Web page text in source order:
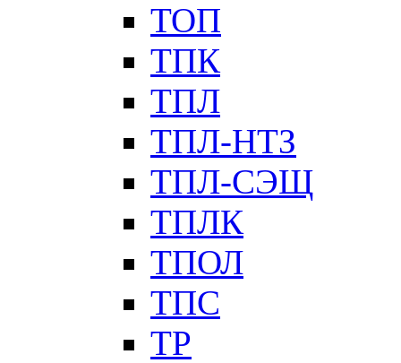
ТОП
ТПК
ТПЛ
ТПЛ-НТЗ
ТПЛ-СЭЩ
ТПЛК
ТПОЛ
ТПС
ТР